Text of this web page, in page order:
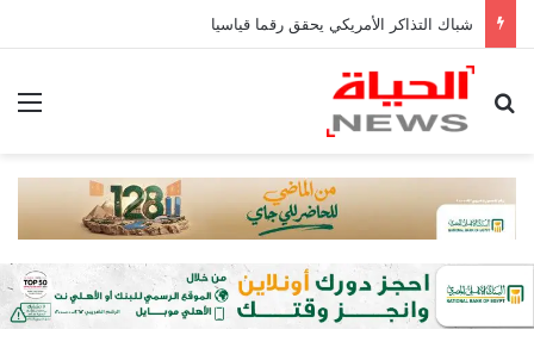
شباك التذاكر الأمريكي يحقق رقما قياسيا
بحث عن